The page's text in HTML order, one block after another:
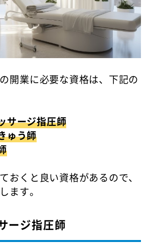
開業に必要な資格は、下記の
ージ指圧師
ゅう師
おくと良い資格があるので、
ます。
ージ指圧師